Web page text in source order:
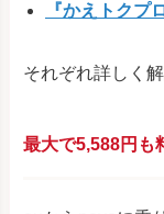
『かえトクプ
それぞれ詳しく
最大で5,588円も